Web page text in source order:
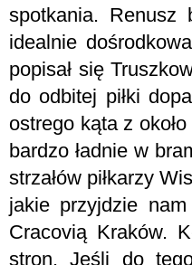
spotkania. Renusz
idealnie
popisał się
do odbitej piłki
ostrego kąta z
bardzo ładnie w
strzałów piłkarzy
jakie przyjdzie
Cracovią Kraków.
stron. Jeśli do